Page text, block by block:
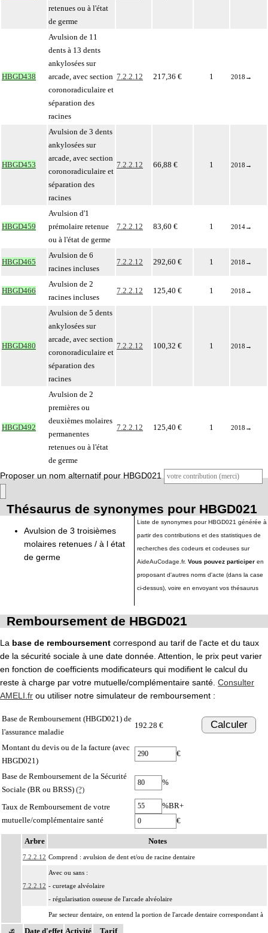
retenues ou à l'état
de germe
HBGD438
Avulsion de 11
dents à 13 dents
ankylosées sur
arcade, avec section
coronoradiculaire et
séparation des
racines
7.2.2.12 217,36 € 1 2018 →
HBGD453
Avulsion de 3 dents
ankylosées sur
arcade, avec section
coronoradiculaire et
séparation des
racines
7.2.2.12 66,88 € 1 2018 →
HBGD459
Avulsion d'1
prémolaire retenue
ou à l'état de germe
7.2.2.12 83,60 € 1 2014→
HBGD465
Avulsion de 6
racines incluses
7.2.2.12 292,60 € 1 2018 →
HBGD466
Avulsion de 2
racines incluses
7.2.2.12 125,40 € 1 2018 →
HBGD480
Avulsion de 5 dents
ankylosées sur
arcade, avec section
coronoradiculaire et
séparation des
racines
7.2.2.12 100,32 € 1 2018 →
HBGD492
Avulsion de 2
premières ou
deuxièmes molaires
permanentes
retenues ou à l'état
de germe
7.2.2.12 125,40 € 1 2018 →
Proposer un nom alternatif pour HBGD021
Thésaurus de synonymes pour HBGD021
Avulsion de 3 troisièmes
molaires retenues / à l état
de germe
Liste de synonymes pour HBGD021 générée à
partir des contributions et des statistiques de
recherches des codeurs et codeuses sur
AideAuCodage.fr. Vous pouvez participer en
proposant d'autres noms d'acte (dans la case
ci-dessus), voire en envoyant vos thésaurus
Remboursement de HBGD021
La base de remboursement correspond au tarif de l'acte et du taux
de la sécurité sociale à une date donnée. Attention, le prix peut varier
en fonction de coefficients modificateurs qui modifient le calcul du
reste à charge par votre mutuelle/complémentaire santé. Consulter
AMELI.fr ou utiliser notre simulateur de remboursement :
Base de Remboursement (HBGD021) de
l'assurance maladie
192.28 € Calculer
Montant du devis ou de la facture (avec
HBGD021)
€
Base de Remboursement de la Sécurité
Sociale (BR ou BRSS) (?)
%
Taux de Remboursement de votre
mutuelle/complémentaire santé
%BR+
€
Arbre Notes
7.2.2.12 Comprend : avulsion de dent et/ou de racine dentaire
7.2.2.12
Avec ou sans :
- curetage alvéolaire
- régularisation osseuse de l'arcade alvéolaire
7.2.2
Par secteur dentaire, on entend la portion de l'arcade dentaire correspondant à
l'implantation habituelle des dents considérées, que cette portion soit dentée ou
Date d'effet Activité
Tarif